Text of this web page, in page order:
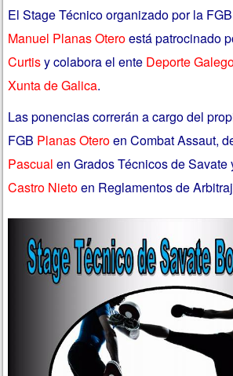
El Stage Técnico organizado por la
Manuel Planas Oteroestá patrocinado
Curtisy colabora el ente Deporte
Xunta de Galica.
Las ponencias correrán a cargo del
FGB Planas Oteroen Combat Assaut,
Pascual en Grados Técnicos de Savate
Castro Nietoen Reglamentos de